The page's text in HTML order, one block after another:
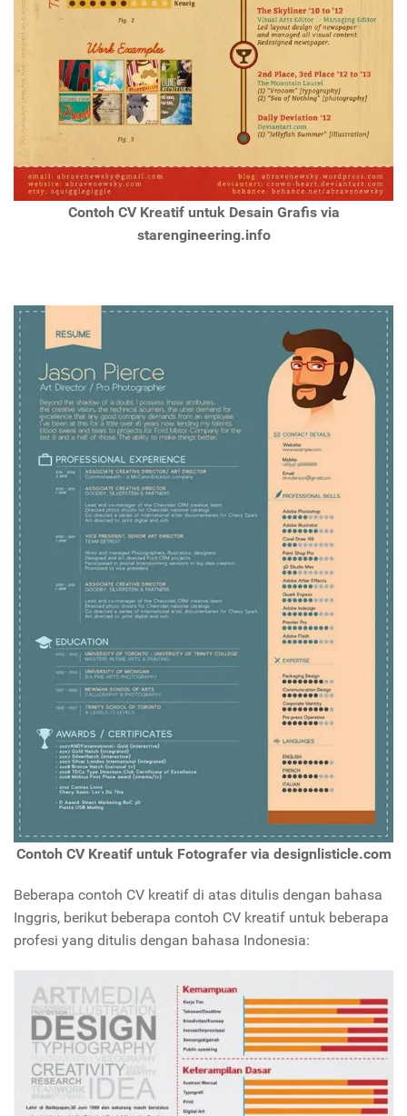
Contoh CV Kreatif untuk Desain Grafis via
starengineering.info
Contoh CV Kreatif untuk Fotografer via designlisticle.com
Beberapa contoh CV kreatif di atas ditulis dengan bahasa
Inggris, berikut beberapa contoh CV kreatif untuk beberapa
profesi yang ditulis dengan bahasa Indonesia: